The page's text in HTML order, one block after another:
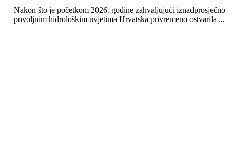
Nakon što je početkom 2026. godine zahvaljujući iznadprosječno
povoljnim hidrološkim uvjetima Hrvatska privremeno ostvarila ...